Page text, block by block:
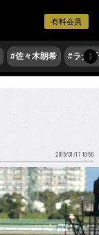
有料会員
#佐々木朗希 #ラグ〉
2015/01/17 10:50